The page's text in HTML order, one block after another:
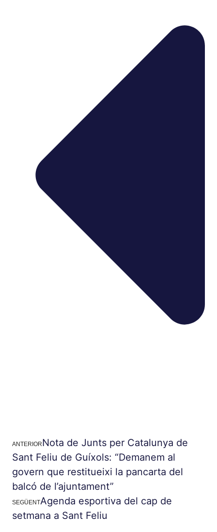
ANTERIORNota de Junts per Catalunya de
Sant Feliu de Guíxols: “Demanem al
govern que restitueixi la pancarta del
balcó de l’ajuntament”
SEGÜENTAgenda esportiva del cap de
setmana a Sant Feliu